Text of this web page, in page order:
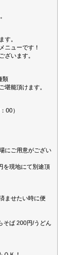
す。
ニューです！
ざいます。
類
堪能頂けます。
00）
にご用意がござい
を現地にて別途頂
ませたい時に便
そば 200円/うどん